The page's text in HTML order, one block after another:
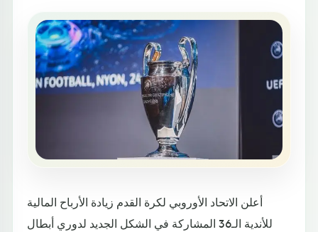
أعلن الاتحاد الأوروبي لكرة القدم زيادة الأرباح المالية
للأندية الـ36 المشاركة في الشكل الجديد لدوري أبطال